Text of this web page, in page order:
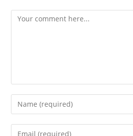
Comment
Enter
your
name
Enter